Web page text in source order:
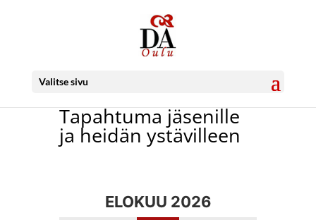
Valitse sivu
Tapahtuma jäsenille
ja heidän ystävilleen
ELOKUU 2026